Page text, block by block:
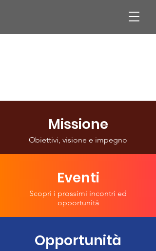
Missione
Obiettivi, visione e impegno
Eventi
Scopri i prossimi incontri ed
opportunità
Opportunità